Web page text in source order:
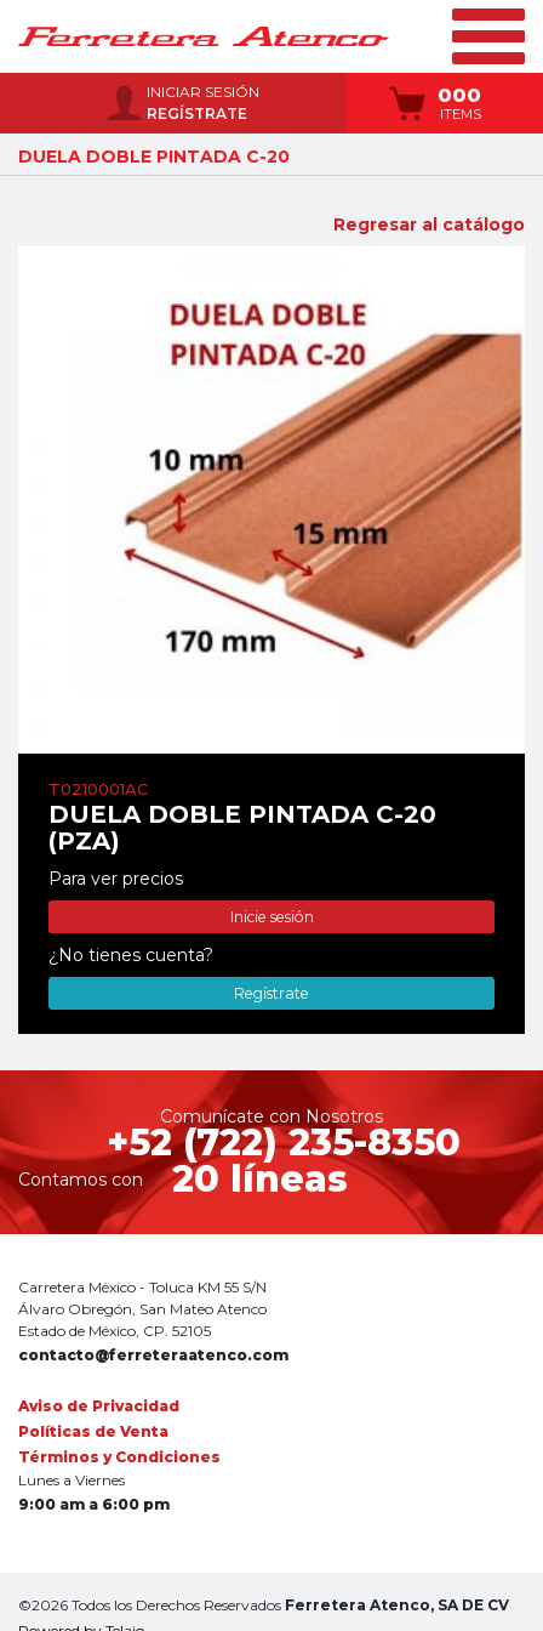
INICIAR SESIÓN
REGÍSTRATE
000
ITEMS
DUELA DOBLE PINTADA C-20
Regresar al catálogo
T0210001AC
DUELA DOBLE PINTADA C-20
(PZA)
Para ver precios
Inicie sesión
¿No tienes cuenta?
Regístrate
Comunícate con Nosotros
+52 (722) 235-8350
Contamos con 20 líneas
Carretera México - Toluca KM 55 S/N
Álvaro Obregón, San Mateo Atenco
Estado de México, CP. 52105
contacto@ferreteraatenco.com
Aviso de Privacidad
Políticas de Venta
Términos y Condiciones
Lunes a Viernes
9:00 am a 6:00 pm
©2026 Todos los Derechos Reservados Ferretera Atenco, SA DE CV